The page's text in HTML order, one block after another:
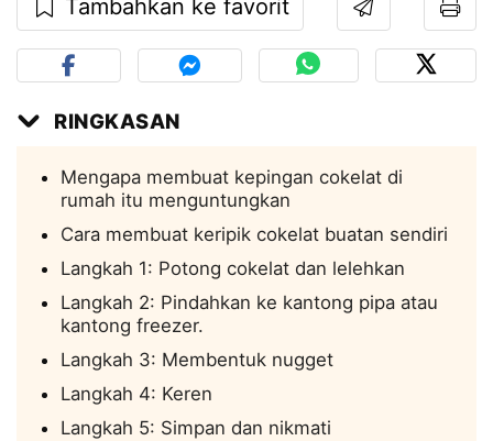
Tambahkan ke favorit
RINGKASAN
Mengapa membuat kepingan cokelat di
rumah itu menguntungkan
Cara membuat keripik cokelat buatan sendiri
Langkah 1: Potong cokelat dan lelehkan
Langkah 2: Pindahkan ke kantong pipa atau
kantong freezer.
Langkah 3: Membentuk nugget
Langkah 4: Keren
Langkah 5: Simpan dan nikmati